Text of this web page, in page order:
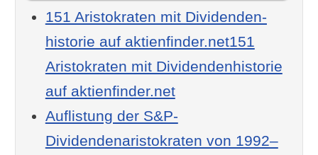
151 Aristokraten mit Dividenden­
historie auf aktienfinder.net151
Aristokraten mit Dividenden­historie
auf aktienfinder.net
Auflistung der S&P-
Dividendenaristokraten von 1992–